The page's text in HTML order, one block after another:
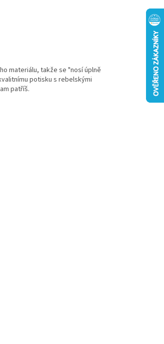
materiálu, takže se "nosí úplně
potisku s rebelskými
patříš.